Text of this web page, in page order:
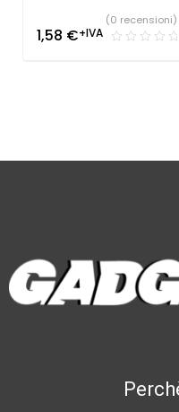
1,58 €+IVA
(0 recensioni)